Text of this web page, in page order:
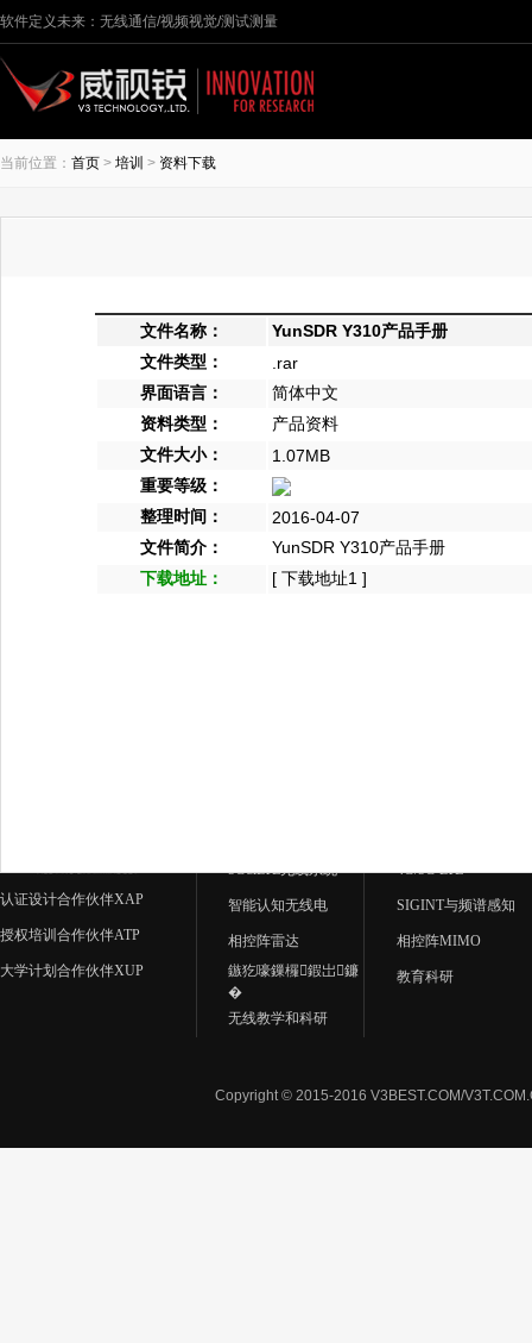
软件定义未来：无线通信/视频视觉/测试测量
当前位置： 首页 > 培训 > 资料下载
文件名称：
YunSDR Y310产品手册
文件类型：
.rar
界面语言：
简体中文
资料类型：
产品资料
文件大小：
1.07MB
重要等级：
整理时间：
2016-04-07
文件简介：
YunSDR Y310产品手册
下载地址：
[ 下载地址1 ]
认证设计合作伙伴XAP
授权培训合作伙伴ATP
大学计划合作伙伴XUP
5G&LTE无线系统
智能认知无线电
相控阵雷达
鏃犵嚎鏁欏鍜岀鐮
�
无线教学和科研
4G/5G LTE
SIGINT与频谱感知
相控阵MIMO
教育科研
Copyright © 2015-2016 V3BEST.COM/